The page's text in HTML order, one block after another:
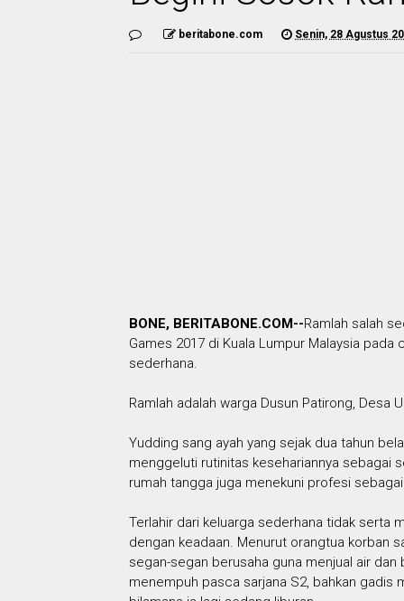
beritabone.com Senin, 28 Agustus
BONE, BERITABONE.COM--Ramlah salah
Games 2017 di Kuala Lumpur Malaysia
sederhana.
Ramlah adalah warga Dusun Patirong, Desa
Yudding sang ayah yang sejak dua tahun
menggeluti rutinitas kesehariannya sebagai
rumah tangga juga menekuni profesi
Terlahir dari keluarga sederhana tidak serta
dengan keadaan. Menurut orangtua korban
segan-segan berusaha guna menjual air
menempuh pasca sarjana S2, bahkan gadis